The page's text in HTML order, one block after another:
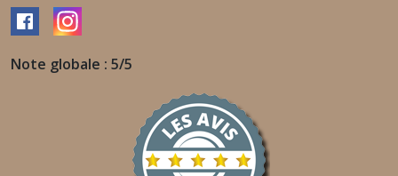
Note globale : 5/5